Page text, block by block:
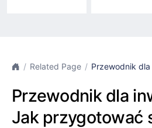
Related Page Przewodnik
Przewodnik dla
Jak przygotować